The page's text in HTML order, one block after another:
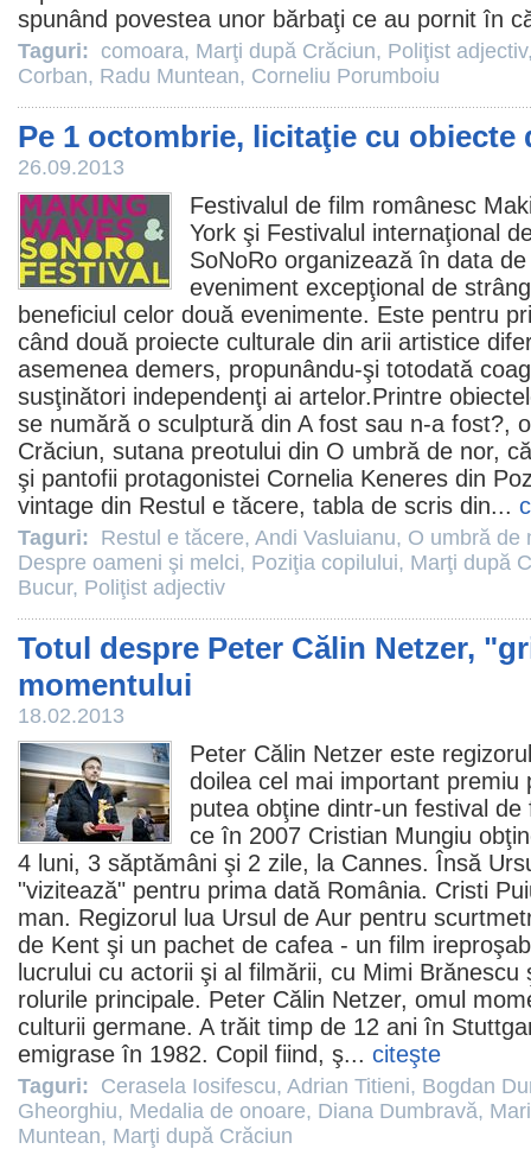
spunând povestea unor bărbaţi ce au pornit în
Taguri: comoara, Marţi după Crăciun, Poliţist adjectiv
Corban, Radu Muntean, Corneliu Porumboiu
Pe 1 octombrie, licitaţie cu obiecte
26.09.2013
Festivalul de film românesc
York şi Festivalul internaţional
SoNoRo organizează în data
eveniment excepţional de
beneficiul celor două evenimente. Este pentru
când două proiecte culturale din arii artistice
asemenea demers, propunându-şi totodată
susţinători independenţi ai artelor.Printre
se numără o sculptură din A fost sau n-a fost?,
Crăciun, sutana preotului din O umbră de nor,
şi pantofii protagonistei Cornelia Keneres din
vintage din Restul e tăcere, tabla de scris din...
Taguri: Restul e tăcere, Andi Vasluianu, O umbră de
Despre oameni şi melci, Poziţia copilului, Marţi după
Bucur, Poliţist adjectiv
Totul despre Peter Călin Netzer,
momentului
18.02.2013
Peter Călin Netzer este
doilea cel mai important premiu
putea obţine dintr-un festival de
ce în 2007 Cristian Mungiu
4 luni, 3 săptămâni şi 2 zile, la Cannes. Însă
"vizitează" pentru prima dată România. Cristi
man. Regizorul lua Ursul de Aur pentru
de Kent şi un pachet de cafea - un film
lucrului cu actorii şi al filmării, cu Mimi Brănescu
rolurile principale. Peter Călin Netzer, omul
culturii germane. A trăit timp de 12 ani în
emigrase în 1982. Copil fiind, ş... citeşte
Taguri: Cerasela Iosifescu, Adrian Titieni, Bogdan
Gheorghiu, Medalia de onoare, Diana Dumbravă,
Muntean, Marţi după Crăciun